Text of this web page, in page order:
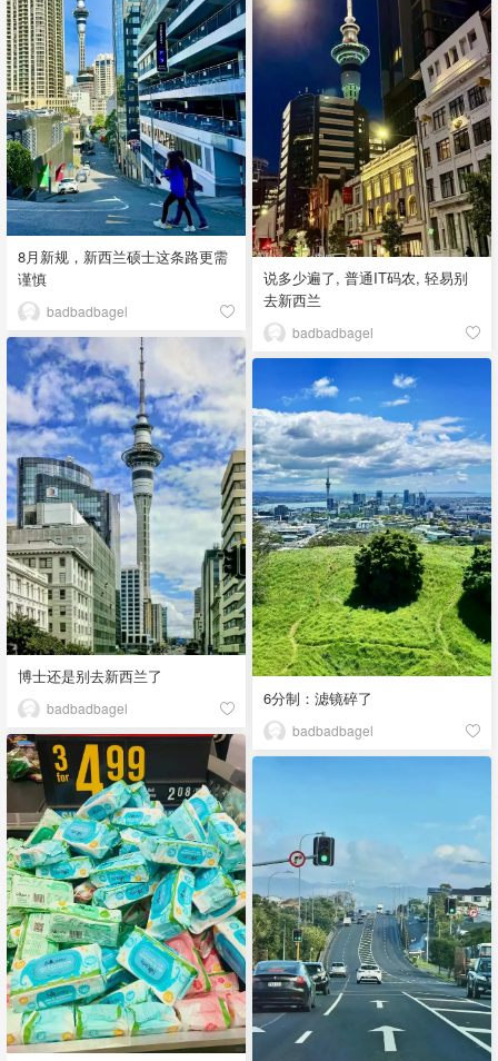
8月新规，新西兰硕士这条路更需
谨慎
badbadbagel
说多少遍了, 普通IT码农, 轻易别
去新西兰
badbadbagel
博士还是别去新西兰了
badbadbagel
6分制：滤镜碎了
badbadbagel